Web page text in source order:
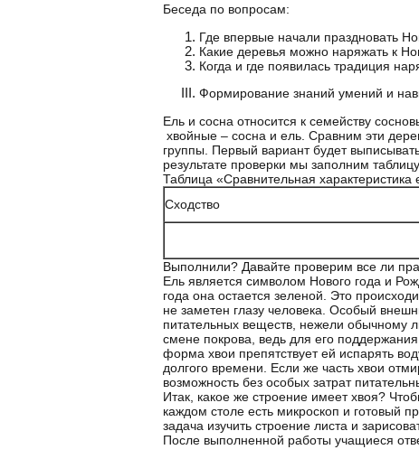
Беседа по вопросам:
Где впервые начали праздновать
Какие деревья можно наряжать к
Когда и где появилась традиция
Формирование знаний умений и
Ель и сосна относится к семейству
хвойные – сосна и ель. Сравним эти
группы. Первый вариант будет
результате проверки мы заполним
Таблица «Сравнительная характеристика
Сходство
Выполнили? Давайте проверим все ли
Ель является символом Нового года и
года она остается зеленой. Это
не заметен глазу человека. Особый
питательных веществ, нежели обычному
смене покрова, ведь для его
форма хвои препятствует ей испарять
долгого времени. Если же часть хвои
возможность без особых затрат
Итак, какое же строение имеет хвоя?
каждом столе есть микроскоп и готовый
задача изучить строение листа и
После выполненной работы учащиеся